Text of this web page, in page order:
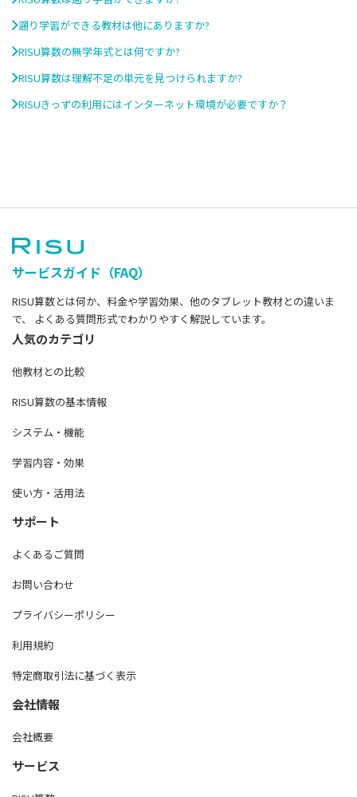
遡り学習ができる教材は他にありますか?
RISU算数の無学年式とは何ですか?
RISU算数は理解不足の単元を見つけられますか?
RISUきっずの利用にはインターネット環境が必要ですか？
サービスガイド（FAQ）
RISU算数とは何か、料金や学習効果、他のタブレット教材との違いま
で、 よくある質問形式でわかりやすく解説しています。
人気のカテゴリ
他教材との比較
RISU算数の基本情報
システム・機能
学習内容・効果
使い方・活用法
サポート
よくあるご質問
お問い合わせ
プライバシーポリシー
利用規約
特定商取引法に基づく表示
会社情報
会社概要
サービス